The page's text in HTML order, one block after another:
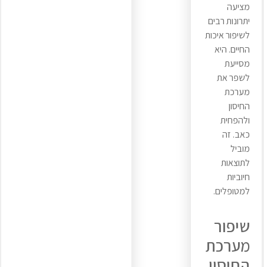
מציעה
יתרונות רבים
לשיפור איכות
החיים. היא
מסייעת
לשפר את
מערכת
החיסון
ולהפחית
כאב. זה
מוביל
לתוצאות
חיוביות
למטופלים.
שיפור
מערכת